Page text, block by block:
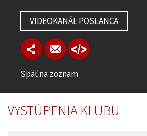
VIDEOKANÁL POSLANCA
Späť na zoznam
VYSTÚPENIA KLUBU